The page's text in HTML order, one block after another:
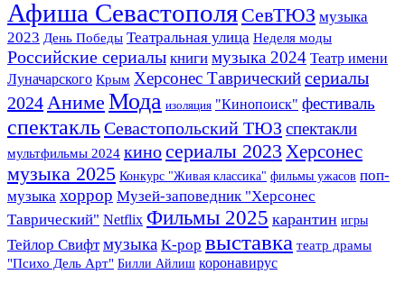
Афиша Севастополя СевТЮЗ музыка
2023 День Победы Театральная улица Неделя моды
Российские сериалы книги музыка 2024 Театр имени
Луначарского Крым Херсонес Таврическийсериалы
2024Аниме Мода изоляция "Кинопоиск" фестиваль
спектакльСевастопольский ТЮЗ спектакли
мультфильмы 2024 киносериалы 2023 Херсонес
музыка 2025 Конкурс "Живая классика" фильмы ужасов поп-
музыка хоррор Музей-заповедник "Херсонес
Таврический" Netflix Фильмы 2025 карантин игры
Тейлор Свифт музыка K-pop выставка театр драмы
"Психо Дель Арт" Билли Айлиш коронавирус